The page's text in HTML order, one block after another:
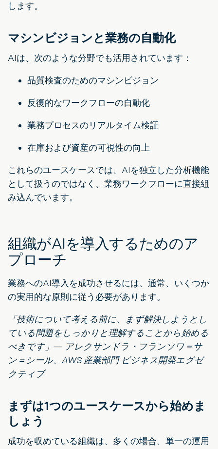
します。
マシンビジョンと業務の自動化
AIは、次のような分野でも活用されています：
品質検査のためのマシンビジョン
反復的なワークフローの自動化
業務プロセスのリアルタイム検証
在庫および資産の可視性の向上
これらのユースケースでは、AIを独立した分析機能
として扱うのではなく、業務ワークフローに直接組
み込んでいます。
組織がAIを導入するためのア
プローチ
業務へのAI導入を成功させるには、通常、いくつか
の実用的な原則に従う必要があります。
「技術について考える前に、まず解決しようとし
ている問題をしっかりと理解することから始める
べきです」— アレクサンドラ・フランソワ＝サ
ン＝シール、AWS 産業部門 ビジネス開発エグゼ
クティブ
まずは1つのユースケースから始めま
しょう
成功を収めている組織は、多くの場合、単一の運用